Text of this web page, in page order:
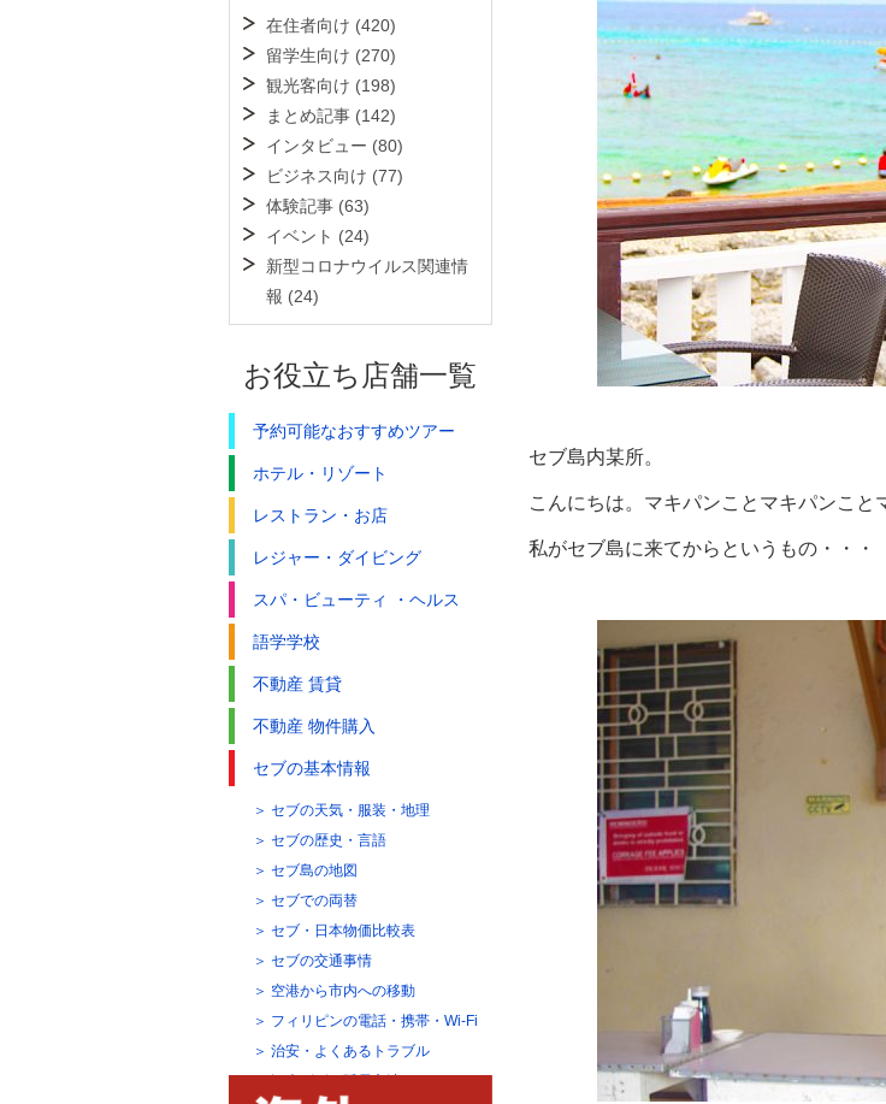
セブ島内某所。
こんにちは。マキパンことマキパンこと
私がセブ島に来てからというもの・・・
在住者向け (420)
留学生向け (270)
観光客向け (198)
まとめ記事 (142)
インタビュー (80)
ビジネス向け (77)
体験記事 (63)
イベント (24)
新型コロナウイルス関連情
報 (24)
お役立ち店舗一覧
予約可能なおすすめツアー
ホテル・リゾート
レストラン・お店
レジャー・ダイビング
スパ・ビューティ ・ヘルス
語学学校
不動産 賃貸
不動産 物件購入
セブの基本情報
セブの天気・服装・地理
セブの歴史・言語
セブ島の地図
セブでの両替
セブ・日本物価比較表
セブの交通事情
空港から市内への移動
フィリピンの電話・携帯・Wi-Fi
治安・よくあるトラブル
観光ビザの延長方法